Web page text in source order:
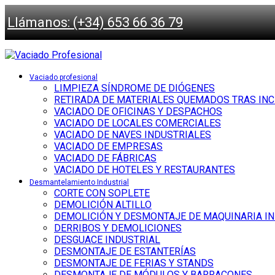
Llámanos: (+34) 653 66 36 79
Vaciado profesional
LIMPIEZA SÍNDROME DE DIÓGENES
RETIRADA DE MATERIALES QUEMADOS TRAS
VACIADO DE OFICINAS Y DESPACHOS
VACIADO DE LOCALES COMERCIALES
VACIADO DE NAVES INDUSTRIALES
VACIADO DE EMPRESAS
VACIADO DE FÁBRICAS
VACIADO DE HOTELES Y RESTAURANTES
Desmantelamiento Industrial
CORTE CON SOPLETE
DEMOLICIÓN ALTILLO
DEMOLICIÓN Y DESMONTAJE DE MAQUINARIA
DERRIBOS Y DEMOLICIONES
DESGUACE INDUSTRIAL
DESMONTAJE DE ESTANTERÍAS
DESMONTAJE DE FERIAS Y STANDS